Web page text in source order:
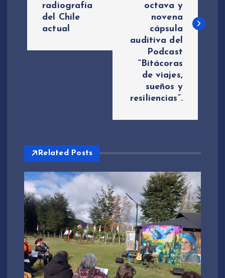
n
d
e
e
n
radiografía
del Chile
actual
octava y
novena
cápsula
auditiva del
Podcast
“Bitácoras
de viajes,
sueños y
resiliencias”.
Related Posts